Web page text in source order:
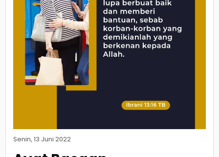
Senin, 13 Juni 2022